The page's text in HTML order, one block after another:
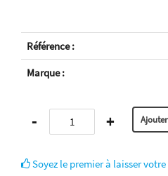
Référence :
Marque :
- +
Soyez le premier à laisser